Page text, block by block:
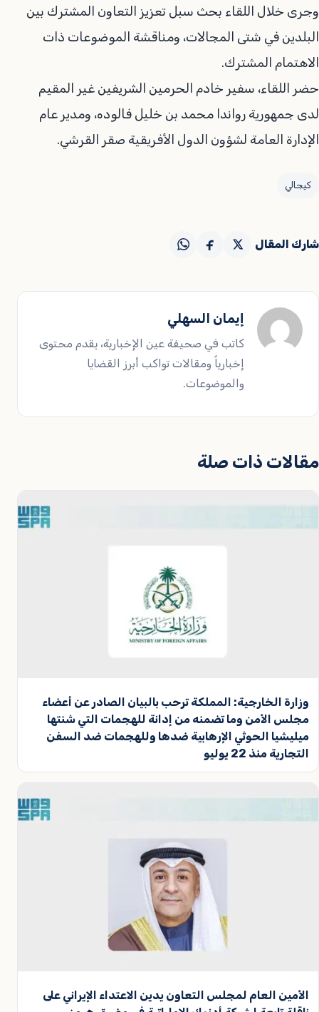
وجرى خلال اللقاء بحث سبل تعزيز التعاون المشترك بين
البلدين في شتى المجالات، ومناقشة الموضوعات ذات
الاهتمام المشترك.
حضر اللقاء، سفير خادم الحرمين الشريفين غير المقيم
لدى جمهورية رواندا محمد بن خليل فالوده، ومدير عام
الإدارة العامة لشؤون الدول الأفريقية صقر القرشي.
كيجالي
شارك المقال
إيمان السهلي
كاتب في صحيفة عين الإخبارية، يقدم محتوى
إخبارياً ومقالات تواكب أبرز القضايا
والموضوعات.
مقالات ذات صلة
وزارة الخارجية: المملكة ترحب بالبيان الصادر عن أعضاء
مجلس الأمن وما تضمنه من إدانة للهجمات التي شنتها
ميليشيا الحوثي الإرهابية ضدها وللهجمات ضد السفن
التجارية منذ 22 يوليو
الأمين العام لمجلس التعاون يدين الاعتداء الإيراني على